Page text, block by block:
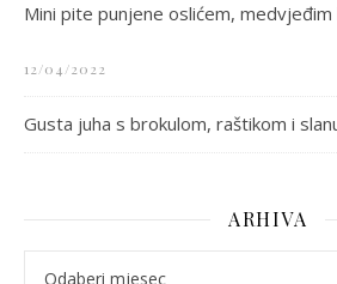
Mini pite punjene oslićem, medvjeđim
12/04/2022
Gusta juha s brokulom, raštikom i
ARHIVA